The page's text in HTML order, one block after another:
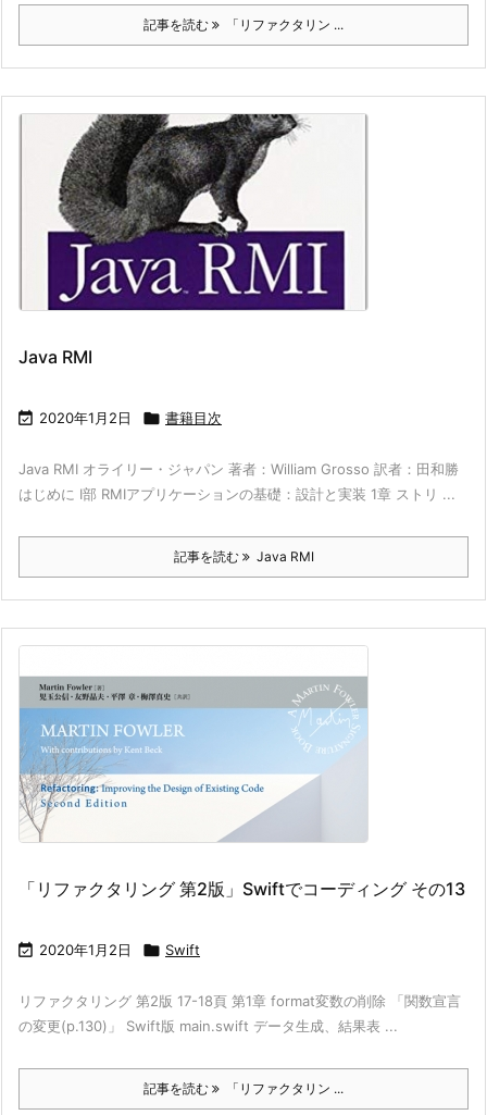
記事を読む 「リファクタリン ...
Java RMI
 2020年1月2日  書籍目次
Java RMI オライリー・ジャパン 著者：William Grosso 訳者：田和勝
はじめに I部 RMIアプリケーションの基礎：設計と実装 1章 ストリ ...
記事を読む Java RMI
「リファクタリング 第2版」Swiftでコーディング その13
 2020年1月2日  Swift
リファクタリング 第2版 17-18頁 第1章 format変数の削除 「関数宣言
の変更(p.130)」 Swift版 main.swift データ生成、結果表 ...
記事を読む 「リファクタリン ...